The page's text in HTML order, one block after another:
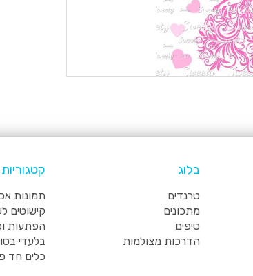
בלוג
טרנדים
מתכונים
טיפים
הדרכות מצולמות
תמונות
קישוטים
הפתעות
בלעדי
כלים חד